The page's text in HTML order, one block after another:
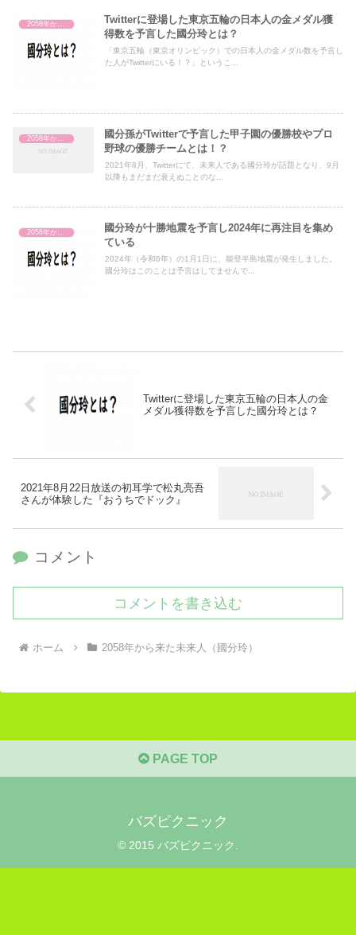
Twitterに登場した東京五輪の日本人の金メダル獲
得数を予言した國分玲とは？
「東京五輪（東京オリンピック）での日本人の金メダル数を予言し
た人がTwitterにいる！？」というこ...
國分孫がTwitterで予言した甲子園の優勝校やプロ
野球の優勝チームとは！？
2021年8月、Twitterにて、未来人である國分玲が話題となり、9月
以降もまだまだ衰えぬことのな...
國分玲が十勝地震を予言し2024年に再注目を集め
ている
2024年（令和6年）の1月1日に、能登半島地震が発生しました。
國分玲はこのことは予言はしてませんで...
Twitterに登場した東京五輪の日本人の金
メダル獲得数を予言した國分玲とは？
2021年8月22日放送の初耳学で松丸亮吾
さんが体験した『おうちでドック』
コメント
コメントを書き込む
ホーム 2058年から来た未来人（國分玲）
PAGE TOP
バズピクニック
© 2015 バズピクニック.